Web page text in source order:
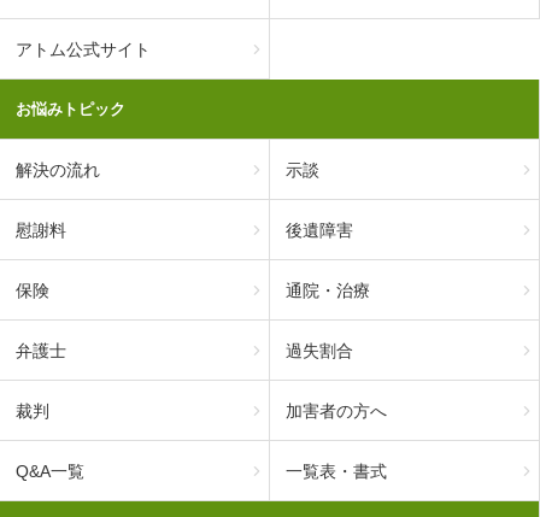
アトム公式サイト
お悩みトピック
解決の流れ 示談
慰謝料 後遺障害
保険 通院・治療
弁護士 過失割合
裁判 加害者の方へ
Q&A一覧 一覧表・書式